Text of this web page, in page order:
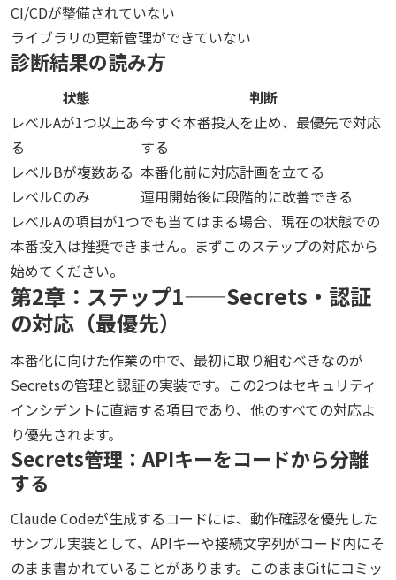
CI/CDが整備されていない
ライブラリの更新管理ができていない
診断結果の読み方
状態
判断
レベルAが1つ以上あ
る
今すぐ本番投入を止め、最優先で対応
する
レベルBが複数ある 本番化前に対応計画を立てる
レベルCのみ
運用開始後に段階的に改善できる
レベルAの項目が1つでも当てはまる場合、現在の状態での
本番投入は推奨できません。まずこのステップの対応から
始めてください。
第2章：ステップ1——Secrets・認証
の対応（最優先）
本番化に向けた作業の中で、最初に取り組むべきなのが
Secretsの管理と認証の実装です。この2つはセキュリティ
インシデントに直結する項目であり、他のすべての対応よ
り優先されます。
Secrets管理：APIキーをコードから分離
する
Claude Codeが生成するコードには、動作確認を優先した
サンプル実装として、APIキーや接続文字列がコード内にそ
のまま書かれていることがあります。このままGitにコミッ